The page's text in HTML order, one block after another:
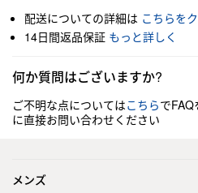
配送についての詳細は こちらを
14日間返品保証 もっと詳しく
何か質問はございますか?
ご不明な点についてはこちらで
に直接お問い合わせください
メンズ